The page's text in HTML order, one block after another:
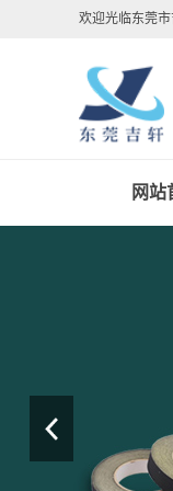
欢迎光临东莞市
网站